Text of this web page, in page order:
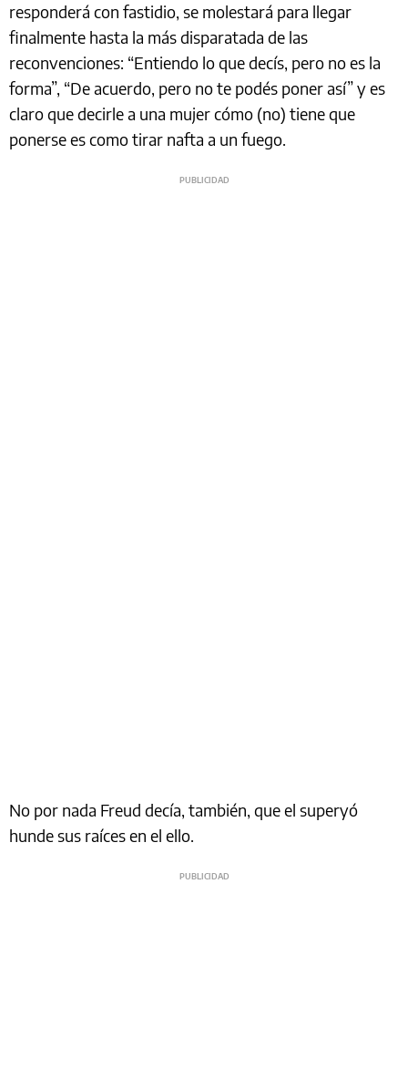
responderá con fastidio, se molestará para llegar
finalmente hasta la más disparatada de las
reconvenciones: “Entiendo lo que decís, pero no es la
forma”, “De acuerdo, pero no te podés poner así” y es
claro que decirle a una mujer cómo (no) tiene que
ponerse es como tirar nafta a un fuego.
No por nada Freud decía, también, que el superyó
hunde sus raíces en el ello.